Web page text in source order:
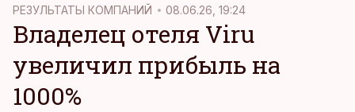
РЕЗУЛЬТАТЫ КОМПАНИЙ 08.06.26, 19:24
Владелец отеля Viru
увеличил прибыль на
1000%